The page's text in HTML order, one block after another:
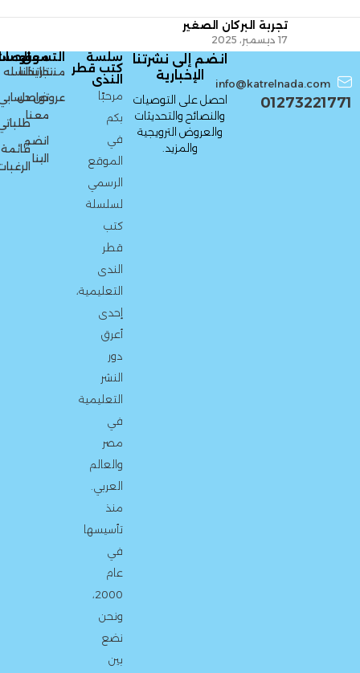
تجربة البركان الصغير
17 ديسمبر، 2025
انضم إلى نشرتنا
الإخبارية
احصل على التوصيات
والنصائح والتحديثات
والعروض الترويجية
والمزيد.
info@katrelnada.com
01273221771
سلسة
كتب قطر
الندى
مرحبًا
بكم
في
الموقع
الرسمي
لسلسلة
كتب
قطر
الندى
التعليمية،
إحدى
أعرق
دور
النشر
التعليمية
في
مصر
والعالم
العربي.
منذ
تأسيسها
في
عام
2000،
ونحن
نضع
بين
التسوق
منتجاتنا
عروض
تاريخنا
تواصل
معنا
انضم
الينا
السله
قائمة